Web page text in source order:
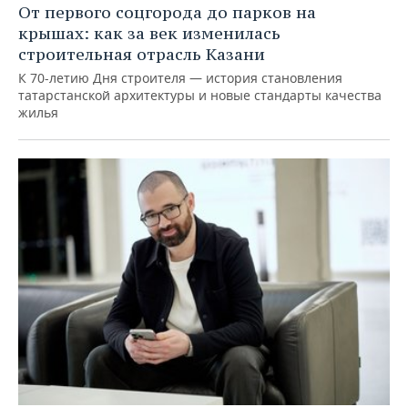
От первого соцгорода до парков на
крышах: как за век изменилась
строительная отрасль Казани
К 70-летию Дня строителя — история становления
татарстанской архитектуры и новые стандарты качества
жилья